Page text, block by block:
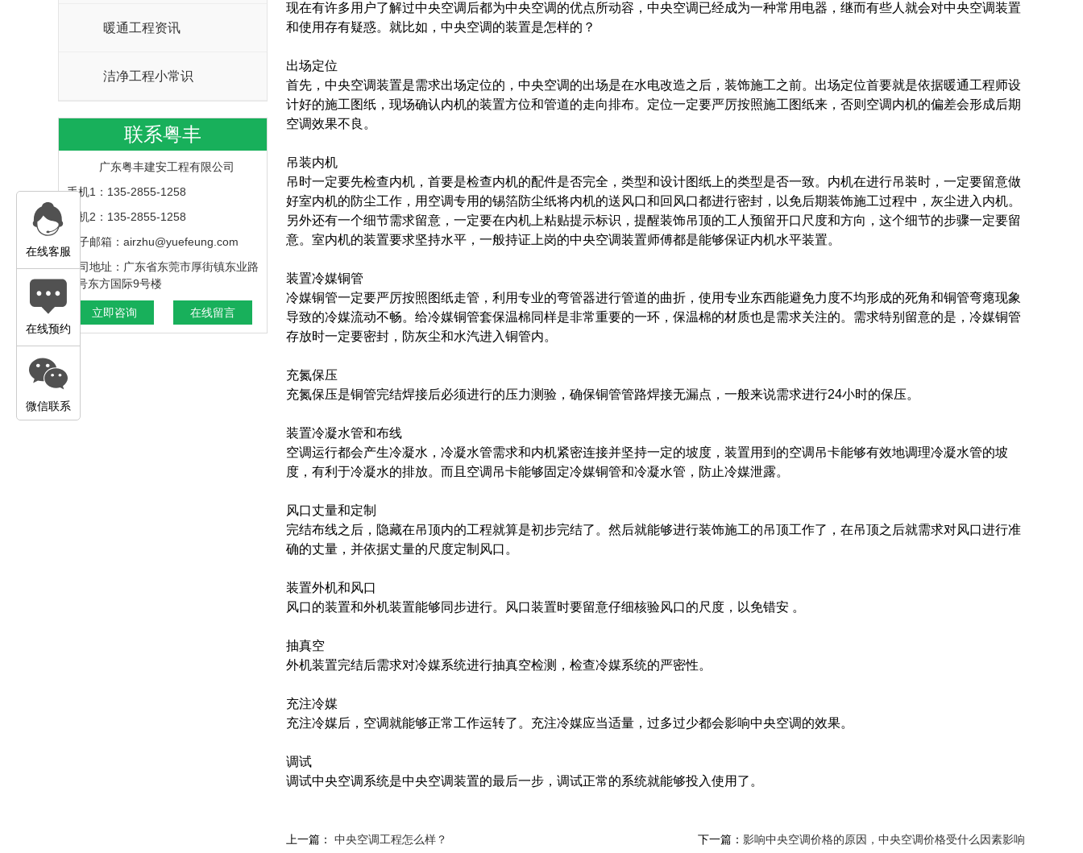
暖通工程资讯
洁净工程小常识
联系粤丰
广东粤丰建安工程有限公司
手机1：135-2855-1258
手机2：135-2855-1258
电子邮箱：airzhu@yuefeung.com
公司地址：广东省东莞市厚街镇东业路
6 号东方国际9号楼
立即咨询 在线留言
现在有许多用户了解过中央空调后都为中央空调的优点所动容，中央空调已经成为一种常用电器，继而有些人就会对中央空调装置
和使用存有疑惑。就比如，中央空调的装置是怎样的？
出场定位
首先，中央空调装置是需求出场定位的，中央空调的出场是在水电改造之后，装饰施工之前。出场定位首要就是依据暖通工程师设
计好的施工图纸，现场确认内机的装置方位和管道的走向排布。定位一定要严厉按照施工图纸来，否则空调内机的偏差会形成后期
空调效果不良。
吊装内机
吊时一定要先检查内机，首要是检查内机的配件是否完全，类型和设计图纸上的类型是否一致。内机在进行吊装时，一定要留意做
好室内机的防尘工作，用空调专用的锡箔防尘纸将内机的送风口和回风口都进行密封，以免后期装饰施工过程中，灰尘进入内机。
另外还有一个细节需求留意，一定要在内机上粘贴提示标识，提醒装饰吊顶的工人预留开口尺度和方向，这个细节的步骤一定要留
意。室内机的装置要求坚持水平，一般持证上岗的中央空调装置师傅都是能够保证内机水平装置。
装置冷媒铜管
冷媒铜管一定要严厉按照图纸走管，利用专业的弯管器进行管道的曲折，使用专业东西能避免力度不均形成的死角和铜管弯瘪现象
导致的冷媒流动不畅。给冷媒铜管套保温棉同样是非常重要的一环，保温棉的材质也是需求关注的。需求特别留意的是，冷媒铜管
存放时一定要密封，防灰尘和水汽进入铜管内。
充氮保压
充氮保压是铜管完结焊接后必须进行的压力测验，确保铜管管路焊接无漏点，一般来说需求进行24小时的保压。
装置冷凝水管和布线
空调运行都会产生冷凝水，冷凝水管需求和内机紧密连接并坚持一定的坡度，装置用到的空调吊卡能够有效地调理冷凝水管的坡
度，有利于冷凝水的排放。而且空调吊卡能够固定冷媒铜管和冷凝水管，防止冷媒泄露。
风口丈量和定制
完结布线之后，隐藏在吊顶内的工程就算是初步完结了。然后就能够进行装饰施工的吊顶工作了，在吊顶之后就需求对风口进行准
确的丈量，并依据丈量的尺度定制风口。
装置外机和风口
风口的装置和外机装置能够同步进行。风口装置时要留意仔细核验风口的尺度，以免错安 。
抽真空
外机装置完结后需求对冷媒系统进行抽真空检测，检查冷媒系统的严密性。
充注冷媒
充注冷媒后，空调就能够正常工作运转了。充注冷媒应当适量，过多过少都会影响中央空调的效果。
调试
调试中央空调系统是中央空调装置的最后一步，调试正常的系统就能够投入使用了。
上一篇： 中央空调工程怎么样？ 下一篇： 影响中央空调价格的原因，中央空调价格受什么因素影响
在线客服
在线预约
微信联系